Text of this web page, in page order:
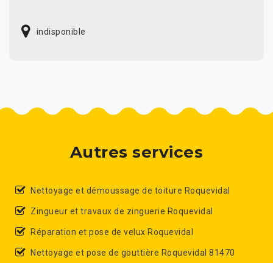
indisponible
Autres services
Nettoyage et démoussage de toiture Roquevidal
Zingueur et travaux de zinguerie Roquevidal
Réparation et pose de velux Roquevidal
Nettoyage et pose de gouttière Roquevidal 81470